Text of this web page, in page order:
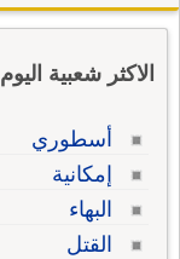
الاكثر شعبية اليوم
أسطوري
إمكانية
البهاء
القتل